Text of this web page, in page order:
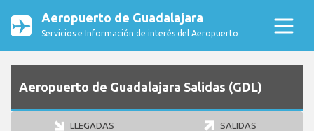
Aeropuerto de Guadalajara
Servicios e Información de interés del Aeropuerto
Aeropuerto de Guadalajara Salidas (GDL)
LLEGADAS SALIDAS